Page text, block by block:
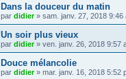
Dans la douceur du matin
par didier» sam. janv. 27, 2018 9:46
Un soir plus vieux
par didier» ven. janv. 26, 2018 9:57
Douce mélancolie
par didier» mar. janv. 16, 2018 5:52